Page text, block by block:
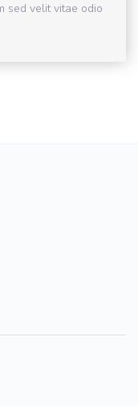
sed velit vitae odio